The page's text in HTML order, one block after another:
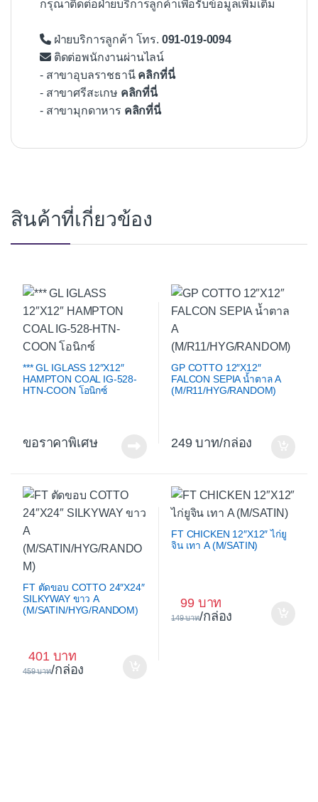
กรุณาติดต่อฝ่ายบริการลูกค้าเพื่อรับข้อมูลเพิ่มเติม
ฝ่ายบริการลูกค้า โทร. 091-019-0094
ติดต่อพนักงานผ่านไลน์
- สาขาอุบลราชธานี คลิกที่นี่
- สาขาศรีสะเกษ คลิกที่นี่
- สาขามุกดาหาร คลิกที่นี่
สินค้าที่เกี่ยวข้อง
*** GL IGLASS 12″X12″
HAMPTON COAL IG-528-
HTN-COON โอนิกซ์
ขอราคาพิเศษ
GP COTTO 12″X12″
FALCON SEPIA น้ำตาล A
(M/R11/HYG/RANDOM)
249 /กล่อง
FT ตัดขอบ COTTO 24″X24″
SILKYWAY ขาว A
(M/SATIN/HYG/RANDOM)
401
459 /กล่อง
FT CHICKEN 12″X12″ ไก่ยู
จิน เทา A (M/SATIN)
99
149 /กล่อง